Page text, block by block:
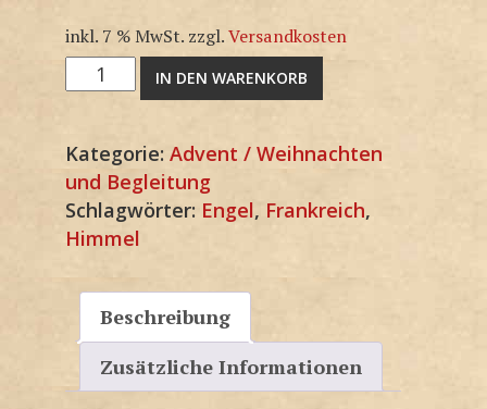
inkl. 7 % MwSt. zzgl.Versandkosten
M1596KP
Menge
IN DEN WARENKORB
Kategorie: Advent / Weihnachten
und Begleitung
Schlagwörter: Engel, Frankreich,
Himmel
Beschreibung
Zusätzliche Informationen